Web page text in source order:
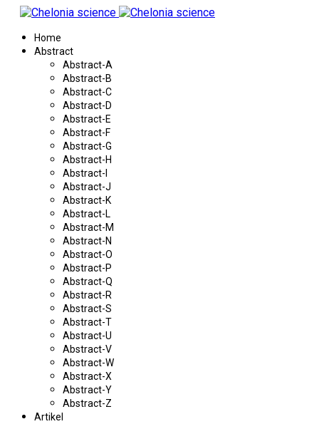
Home
Abstract
Abstract-A
Abstract-B
Abstract-C
Abstract-D
Abstract-E
Abstract-F
Abstract-G
Abstract-H
Abstract-I
Abstract-J
Abstract-K
Abstract-L
Abstract-M
Abstract-N
Abstract-O
Abstract-P
Abstract-Q
Abstract-R
Abstract-S
Abstract-T
Abstract-U
Abstract-V
Abstract-W
Abstract-X
Abstract-Y
Abstract-Z
Artikel